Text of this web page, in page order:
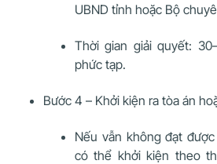
UBND tỉnh hoặc Bộ
Thời gian giải quyết:
phức tạp.
Bước 4 – Khởi kiện ra tòa án
Nếu vẫn không đạt
có thể khởi kiện theo